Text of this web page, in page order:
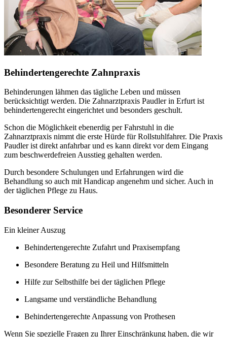
Behindertengerechte Zahnpraxis
Behinderungen lähmen das tägliche Leben und müssen
berücksichtigt werden. Die Zahnarztpraxis Paudler in Erfurt ist
behindertengerecht eingerichtet und besonders geschult.
Schon die Möglichkeit ebenerdig per Fahrstuhl in die
Zahnarztpraxis nimmt die erste Hürde für Rollstuhlfahrer. Die Praxis
Paudler ist direkt anfahrbar und es kann direkt vor dem Eingang
zum beschwerdefreien Ausstieg gehalten werden.
Durch besondere Schulungen und Erfahrungen wird die
Behandlung so auch mit Handicap angenehm und sicher. Auch in
der täglichen Pflege zu Haus.
Besonderer Service
Ein kleiner Auszug
Behindertengerechte Zufahrt und Praxisempfang
Besondere Beratung zu Heil und Hilfsmitteln
Hilfe zur Selbsthilfe bei der täglichen Pflege
Langsame und verständliche Behandlung
Behindertengerechte Anpassung von Prothesen
Wenn Sie spezielle Fragen zu Ihrer Einschränkung haben, die wir